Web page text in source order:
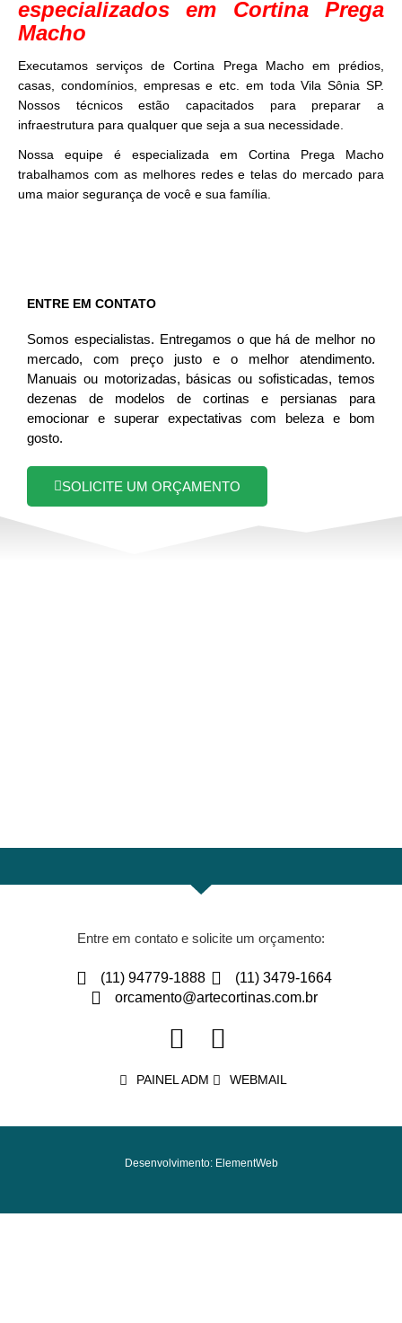
especializados em Cortina Prega
Macho
Executamos serviços de Cortina Prega Macho em prédios,
casas, condomínios, empresas e etc. em toda Vila Sônia SP.
Nossos técnicos estão capacitados para preparar a
infraestrutura para qualquer que seja a sua necessidade.
Nossa equipe é especializada em Cortina Prega Macho
trabalhamos com as melhores redes e telas do mercado para
uma maior segurança de você e sua família.
ENTRE EM CONTATO
Somos especialistas. Entregamos o que há de melhor no
mercado, com preço justo e o melhor atendimento.
Manuais ou motorizadas, básicas ou sofisticadas, temos
dezenas de modelos de cortinas e persianas para
emocionar e superar expectativas com beleza e bom
gosto.
SOLICITE UM ORÇAMENTO
Entre em contato e solicite um orçamento:
(11) 94779-1888
(11) 3479-1664
orcamento@artecortinas.com.br
PAINEL ADM WEBMAIL
Desenvolvimento: ElementWeb